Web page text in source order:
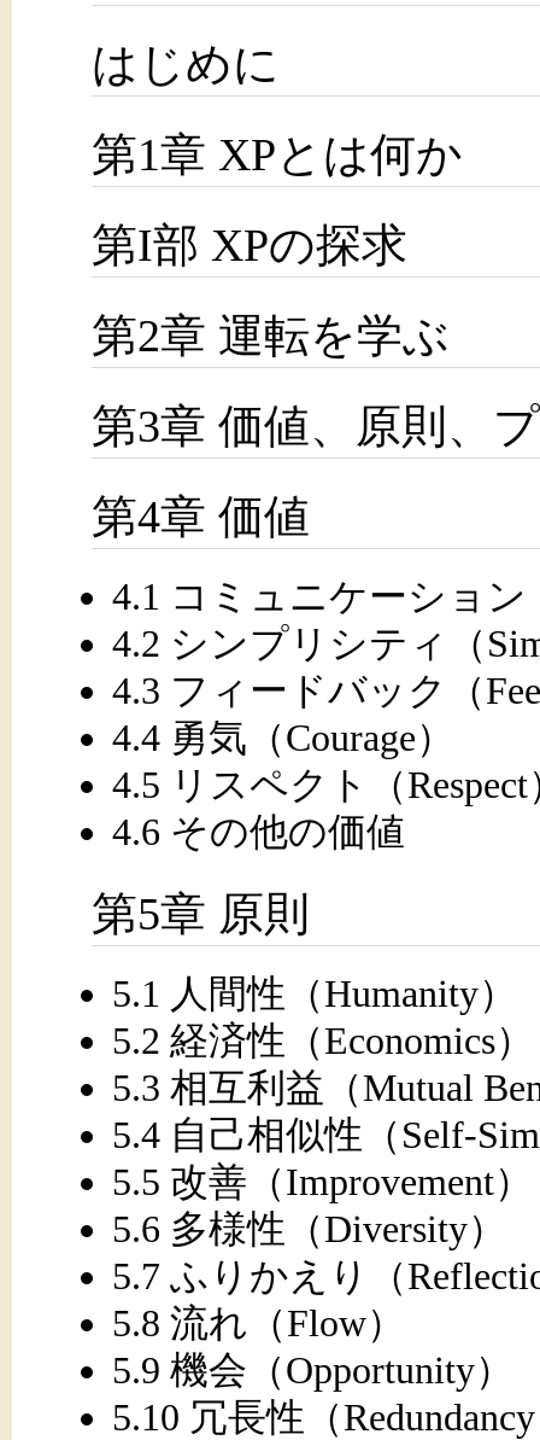
はじめに
第1章 XPとは何か
第I部 XPの探求
第2章 運転を学ぶ
第3章 価値、原則、
第4章 価値
4.1 コミュニケーション
4.2 シンプリシティ（
4.3 フィードバック（
4.4 勇気（Courage）
4.5 リスペクト（Respect
4.6 その他の価値
第5章 原則
5.1 人間性（Humanity）
5.2 経済性（Economics）
5.3 相互利益（Mutual
5.4 自己相似性（Self-
5.5 改善（Improvement）
5.6 多様性（Diversity）
5.7 ふりかえり（
5.8 流れ（Flow）
5.9 機会（Opportunity）
5.10 冗長性（